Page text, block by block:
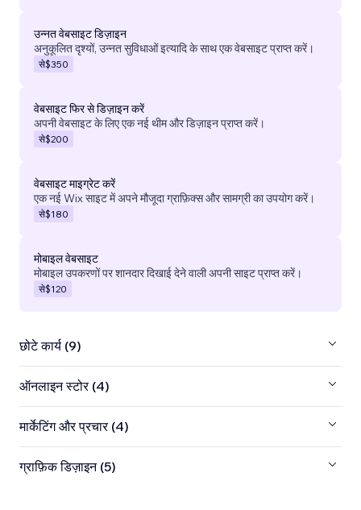
उन्नत वेबसाइट डिज़ाइन
अनुकूलित दृश्यों, उन्नत सुविधाओं इत्यादि के साथ एक वेबसाइट प्राप्त करें।
से$350
वेबसाइट फिर से डिज़ाइन करें
अपनी वेबसाइट के लिए एक नई थीम और डिज़ाइन प्राप्त करें।
से$200
वेबसाइट माइग्रेट करें
एक नई Wix साइट में अपने मौजूदा ग्राफ़िक्स और सामग्री का उपयोग करें।
से$180
मोबाइल वेबसाइट
मोबाइल उपकरणों पर शानदार दिखाई देने वाली अपनी साइट प्राप्त करें।
से$120
छोटे कार्य (9)
ऑनलाइन स्टोर (4)
मार्केटिंग और प्रचार (4)
ग्राफ़िक डिज़ाइन (5)